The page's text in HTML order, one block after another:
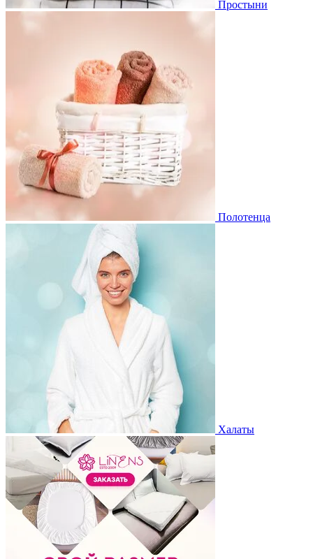
Простыни
Полотенца
Халаты